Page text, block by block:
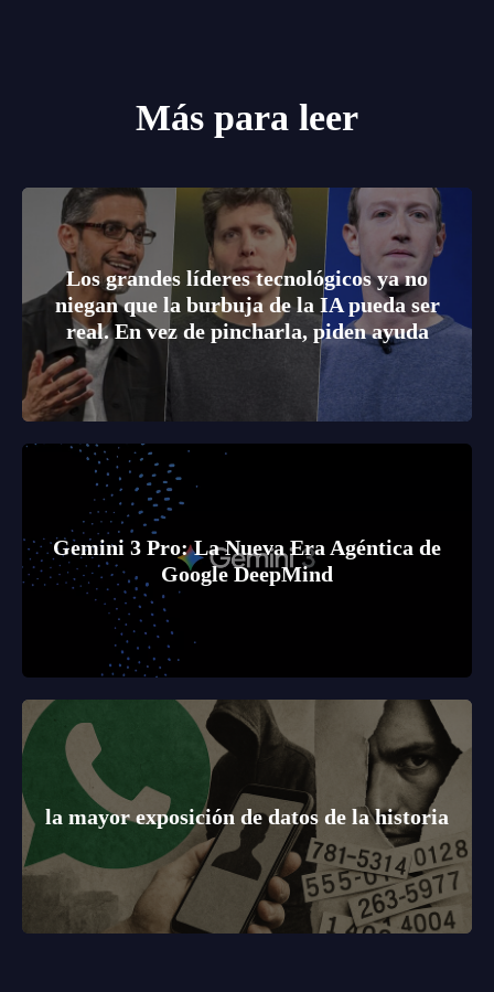
Más para leer
Los grandes líderes tecnológicos ya no
niegan que la burbuja de la IA pueda ser
real. En vez de pincharla, piden ayuda
Gemini 3 Pro: La Nueva Era Agéntica de
Google DeepMind
la mayor exposición de datos de la historia